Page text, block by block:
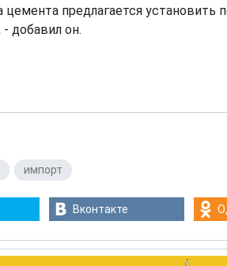
предлагается установить
добавил он.
импорт
Вконтакте